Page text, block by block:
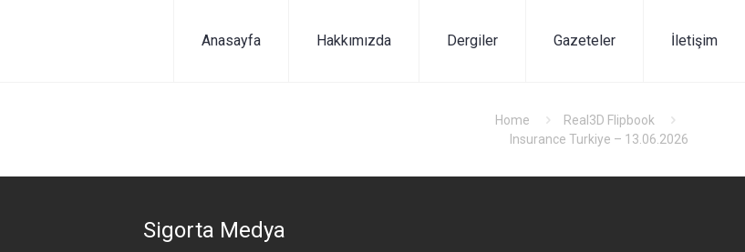
Anasayfa Hakkımızda Dergiler Gazeteler İletişim
Home
Real3D Flipbook
Insurance Turkiye – 13.06.2026
Sigorta Medya